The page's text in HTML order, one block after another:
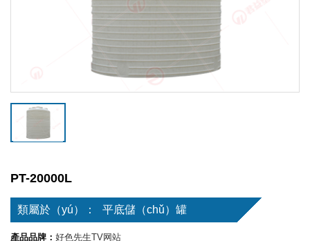
PT-20000L
類屬於（yú）： 平底儲（chǔ）罐
產品品牌： 好色先生TV网站